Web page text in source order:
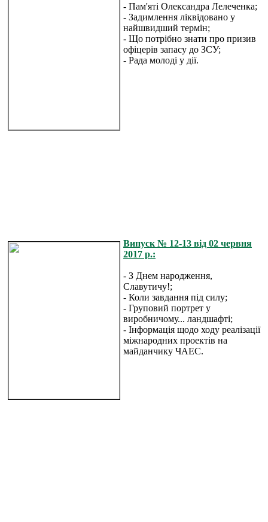
- Пам'яті Олександра Лелеченка;
- Задимлення ліквідовано у
найшвидший термін;
- Що потрібно знати про призив
офіцерів запасу до ЗСУ;
- Рада молоді у дії.
Випуск № 12-13 від 02 червня
2017 р.:
- З Днем народження,
Славутичу!;
- Коли завдання під силу;
- Груповий портрет у
виробничому... ландшафті;
- Інформація щодо ходу реалізації
міжнародних проектів на
майданчику ЧАЕС.